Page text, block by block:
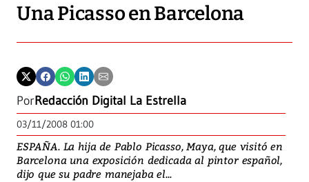
Una Picasso en Barcelona
PorRedacción Digital La Estrella
03/11/2008 01:00
ESPAÑA. La hija de Pablo Picasso, Maya, que visitó en
Barcelona una exposición dedicada al pintor español,
dijo que su padre manejaba el...